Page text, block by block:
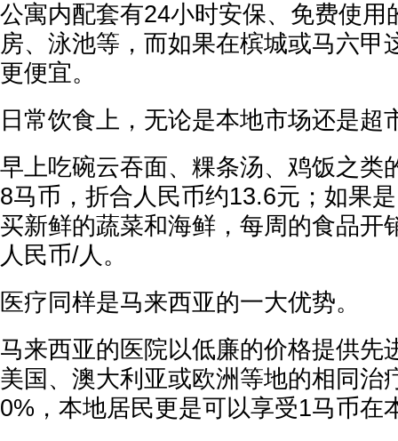
公寓内配套有24小时安保、免费使用
房、泳池等，而如果在槟城或马六甲
更便宜。
日常饮食上，无论是本地市场还是超
早上吃碗云吞面、粿条汤、鸡饭之类
8马币，折合人民币约13.6元；如果
买新鲜的蔬菜和海鲜，每周的食品开
人民币/人。
医疗同样是马来西亚的一大优势。
马来西亚的医院以低廉的价格提供先
美国、澳大利亚或欧洲等地的相同治
0%，本地居民更是可以享受1马币在